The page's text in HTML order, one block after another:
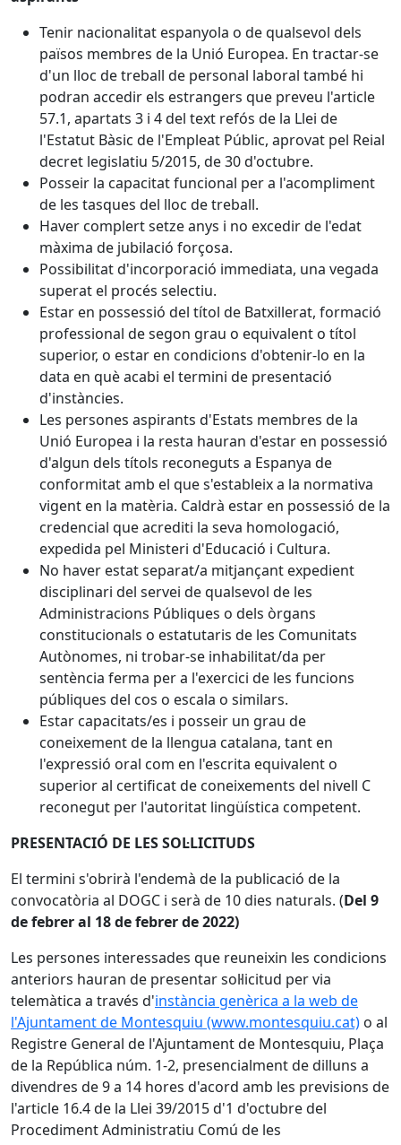
Tenir nacionalitat espanyola o de qualsevol dels
països membres de la Unió Europea. En tractar-se
d'un lloc de treball de personal laboral també hi
podran accedir els estrangers que preveu l'article
57.1, apartats 3 i 4 del text refós de la Llei de
l'Estatut Bàsic de l'Empleat Públic, aprovat pel Reial
decret legislatiu 5/2015, de 30 d'octubre.
Posseir la capacitat funcional per a l'acompliment
de les tasques del lloc de treball.
Haver complert setze anys i no excedir de l'edat
màxima de jubilació forçosa.
Possibilitat d'incorporació immediata, una vegada
superat el procés selectiu.
Estar en possessió del títol de Batxillerat, formació
professional de segon grau o equivalent o títol
superior, o estar en condicions d'obtenir-lo en la
data en què acabi el termini de presentació
d'instàncies.
Les persones aspirants d'Estats membres de la
Unió Europea i la resta hauran d'estar en possessió
d'algun dels títols reconeguts a Espanya de
conformitat amb el que s'estableix a la normativa
vigent en la matèria. Caldrà estar en possessió de la
credencial que acrediti la seva homologació,
expedida pel Ministeri d'Educació i Cultura.
No haver estat separat/a mitjançant expedient
disciplinari del servei de qualsevol de les
Administracions Públiques o dels òrgans
constitucionals o estatutaris de les Comunitats
Autònomes, ni trobar-se inhabilitat/da per
sentència ferma per a l'exercici de les funcions
públiques del cos o escala o similars.
Estar capacitats/es i posseir un grau de
coneixement de la llengua catalana, tant en
l'expressió oral com en l'escrita equivalent o
superior al certificat de coneixements del nivell C
reconegut per l'autoritat lingüística competent.
PRESENTACIÓ DE LES SOL·LICITUDS
El termini s'obrirà l'endemà de la publicació de la
convocatòria al DOGC i serà de 10 dies naturals. (Del 9
de febrer al 18 de febrer de 2022)
Les persones interessades que reuneixin les condicions
anteriors hauran de presentar sol·licitud per via
telemàtica a través d'instància genèrica a la web de
l'Ajuntament de Montesquiu (www.montesquiu.cat) o al
Registre General de l'Ajuntament de Montesquiu, Plaça
de la República núm. 1-2, presencialment de dilluns a
divendres de 9 a 14 hores d'acord amb les previsions de
l'article 16.4 de la Llei 39/2015 d'1 d'octubre del
Procediment Administratiu Comú de les